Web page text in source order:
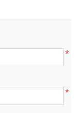
*
*